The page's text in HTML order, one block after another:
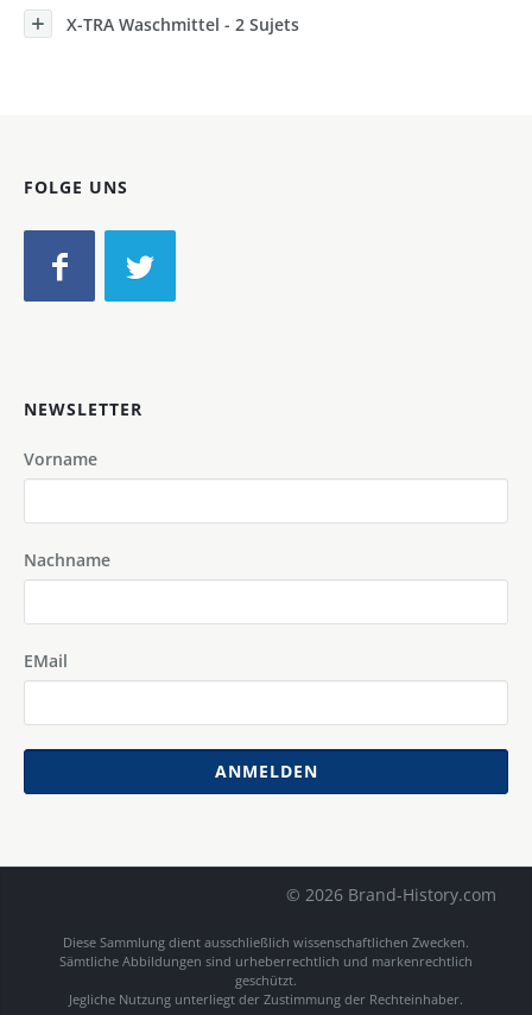
X-TRA Waschmittel - 2 Sujets
FOLGE UNS
NEWSLETTER
Vorname
Nachname
EMail
ANMELDEN
© 2026 Brand-History.com
Diese Sammlung dient ausschließlich wissenschaftlichen Zwecken.
Sämtliche Abbildungen sind urheberrechtlich und markenrechtlich
geschützt.
Jegliche Nutzung unterliegt der Zustimmung der Rechteinhaber.